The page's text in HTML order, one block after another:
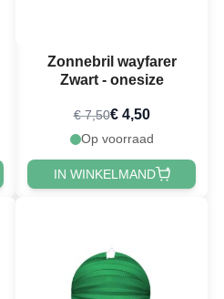
Zonnebril wayfarer
Zwart - onesize
€ 7,50€ 4,50
Op voorraad
IN WINKELMAND